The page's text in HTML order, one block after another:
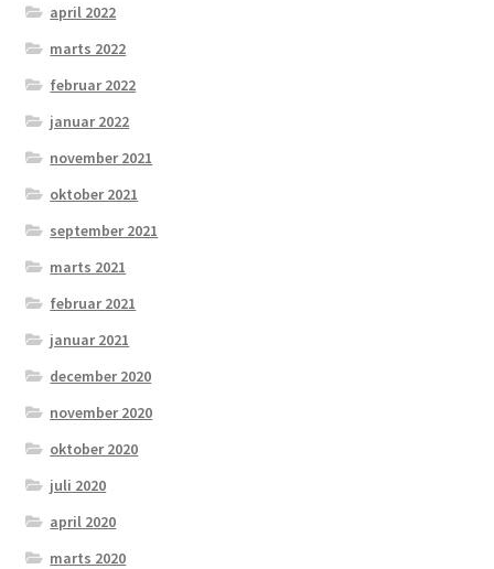
april 2022
marts 2022
februar 2022
januar 2022
november 2021
oktober 2021
september 2021
marts 2021
februar 2021
januar 2021
december 2020
november 2020
oktober 2020
juli 2020
april 2020
marts 2020